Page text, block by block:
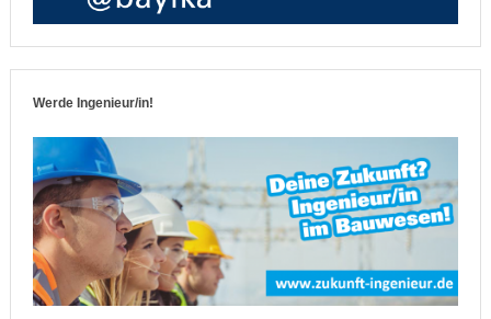
Werde Ingenieur/in!